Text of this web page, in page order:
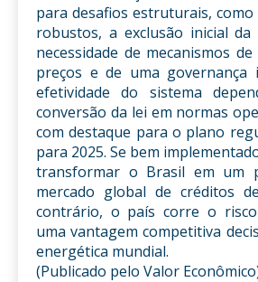
para desafios estruturais,
robustos, a exclusão inicial da
necessidade de mecanismos
preços e de uma governança
efetividade do sistema
conversão da lei em normas
com destaque para o plano
para 2025. Se bem
transformar o Brasil em um
mercado global de créditos
contrário, o país corre o
uma vantagem competitiva
energética mundial.
(Publicado pelo Valor